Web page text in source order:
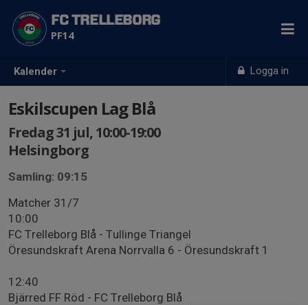
Kalender Logga in
FC TRELLEBORG
PF14
Eskilscupen Lag Blå
Fredag 31 jul, 10:00-19:00
Helsingborg
Samling: 09:15
Matcher 31/7
10:00
FC Trelleborg Blå - Tullinge Triangel
Öresundskraft Arena Norrvalla 6 - Öresundskraft 1
12:40
Bjärred FF Röd - FC Trelleborg Blå